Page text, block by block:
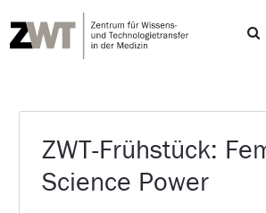
ZWT-Frühstück:
Science Power